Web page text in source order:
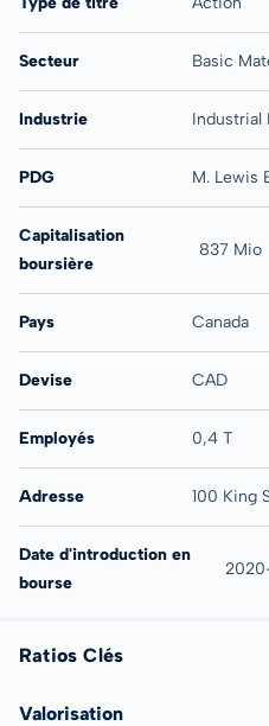
Secteur Basic
Industrie Industrial
PDG M. Lewis
Capitalisation
boursière
837 Mio
Pays Canada
Devise CAD
Employés 0,4 T
Adresse 100 King
Date d'introduction en
bourse
Ratios Clés
Valorisation